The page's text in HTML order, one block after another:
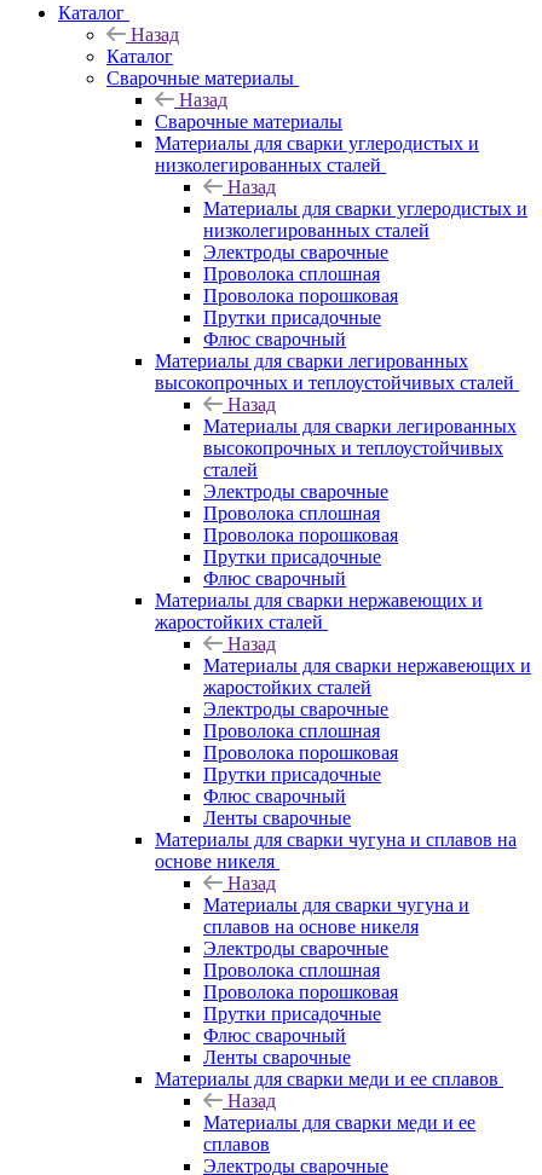
Каталог
Назад
Каталог
Сварочные материалы
Назад
Сварочные материалы
Материалы для сварки углеродистых и
низколегированных сталей
Назад
Материалы для сварки углеродистых и
низколегированных сталей
Электроды сварочные
Проволока сплошная
Проволока порошковая
Прутки присадочные
Флюс сварочный
Материалы для сварки легированных
высокопрочных и теплоустойчивых сталей
Назад
Материалы для сварки легированных
высокопрочных и теплоустойчивых
сталей
Электроды сварочные
Проволока сплошная
Проволока порошковая
Прутки присадочные
Флюс сварочный
Материалы для сварки нержавеющих и
жаростойких сталей
Назад
Материалы для сварки нержавеющих и
жаростойких сталей
Электроды сварочные
Проволока сплошная
Проволока порошковая
Прутки присадочные
Флюс сварочный
Ленты сварочные
Материалы для сварки чугуна и сплавов на
основе никеля
Назад
Материалы для сварки чугуна и
сплавов на основе никеля
Электроды сварочные
Проволока сплошная
Проволока порошковая
Прутки присадочные
Флюс сварочный
Ленты сварочные
Материалы для сварки меди и ее сплавов
Назад
Материалы для сварки меди и ее
сплавов
Электроды сварочные